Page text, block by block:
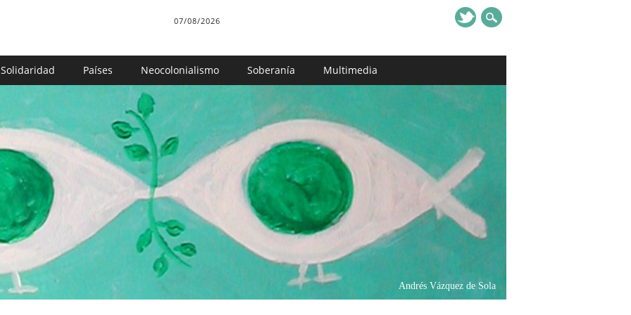
07/08/2026
Solidaridad Países Neocolonialismo Soberanía Multimedia
Andrés Vázquez de Sola